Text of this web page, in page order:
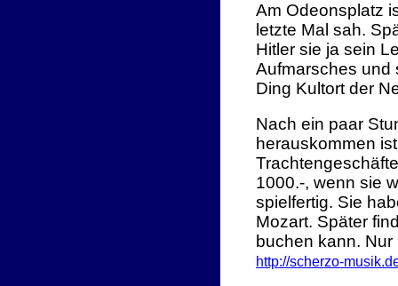
Am Odeonsplatz
letzte Mal sah.
Hitler sie ja sein
Aufmarsches und
Ding Kultort der
Nach ein paar
herauskommen
1000.-, wenn sie
spielfertig. Sie
Mozart. Später
buchen kann.
http://scherzo-